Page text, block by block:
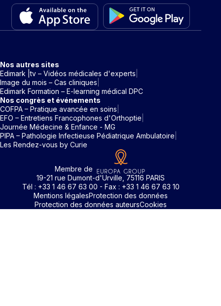
Nos autres sites
Edimark |tv – Vidéos médicales d'experts
Image du mois – Cas cliniques
Edimark Formation – E-learning médical DPC
Nos congrès et événements
COFPA – Pratique avancée en soins
EFO – Entretiens Francophones d'Orthoptie
Journée Médecine & Enfance - MG
PIPA – Pathologie Infectieuse Pédiatrique Ambulatoire
Les Rendez-vous by Curie
Membre de
19-21 rue Dumont-d'Urville, 75116 PARIS
Tél : +33 1 46 67 63 00 - Fax : +33 1 46 67 63 10
Mentions légalesProtection des données
Protection des données auteursCookies